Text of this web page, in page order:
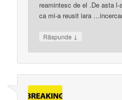
reamintesc de el .De asta
ca mi-a reusit iara
Răspunde ↓